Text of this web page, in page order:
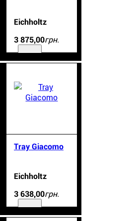
Eichholtz
3 875,00грн.
Tray Giacomo
Eichholtz
3 638,00грн.